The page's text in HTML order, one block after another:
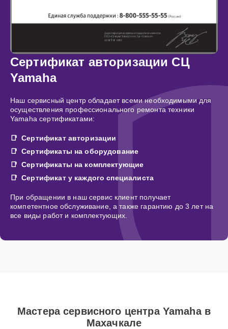
Сертификат авторизации СЦ
Yamaha
Наш сервисный центр обладает всеми необходимыми для
осуществления профессионального ремонта техники
Yamaha сертификатами:
Сертификат авторизации
Сертификаты на оборудование
Сертификаты на комплектующие
Сертификат у каждого специалиста
При обращении в наш сервис клиент получает
компетентное обслуживание, а также гарантию до 3 лет на
все виды работ и комплектующих.
Мастера сервисного центра Yamaha в
Махачкале